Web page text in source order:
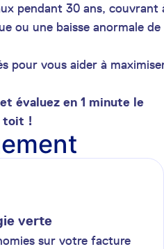
pendant 30 ans, couvrant
ou une baisse anormale de
pour vous aider à
évaluez en 1 minute le
toit !
verte
sur votre facture